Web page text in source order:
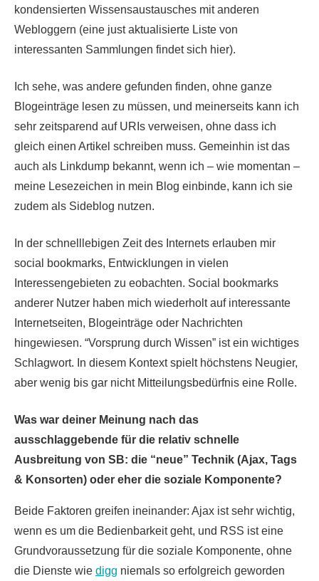
kondensierten Wissensaustausches mit anderen
Webloggern (eine just aktualisierte Liste von
interessanten Sammlungen findet sich hier).
Ich sehe, was andere gefunden finden, ohne ganze
Blogeinträge lesen zu müssen, und meinerseits kann ich
sehr zeitsparend auf URIs verweisen, ohne dass ich
gleich einen Artikel schreiben muss. Gemeinhin ist das
auch als Linkdump bekannt, wenn ich – wie momentan –
meine Lesezeichen in mein Blog einbinde, kann ich sie
zudem als Sideblog nutzen.
In der schnelllebigen Zeit des Internets erlauben mir
social bookmarks, Entwicklungen in vielen
Interessengebieten zu eobachten. Social bookmarks
anderer Nutzer haben mich wiederholt auf interessante
Internetseiten, Blogeinträge oder Nachrichten
hingewiesen. “Vorsprung durch Wissen” ist ein wichtiges
Schlagwort. In diesem Kontext spielt höchstens Neugier,
aber wenig bis gar nicht Mitteilungsbedürfnis eine Rolle.
Was war deiner Meinung nach das
ausschlaggebende für die relativ schnelle
Ausbreitung von SB: die “neue” Technik (Ajax, Tags
& Konsorten) oder eher die soziale Komponente?
Beide Faktoren greifen ineinander: Ajax ist sehr wichtig,
wenn es um die Bedienbarkeit geht, und RSS ist eine
Grundvoraussetzung für die soziale Komponente, ohne
die Dienste wie digg niemals so erfolgreich geworden